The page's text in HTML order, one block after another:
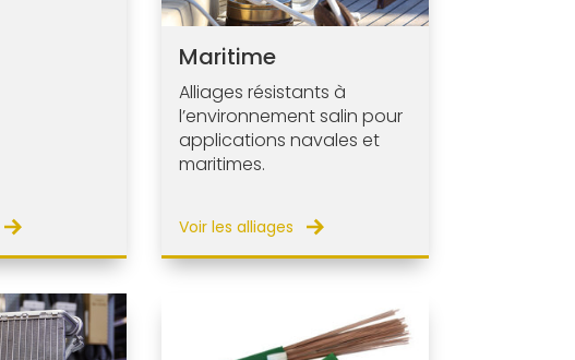
Maritime
Alliages résistants à
l’environnement salin pour
applications navales et
maritimes.
Voir les alliages